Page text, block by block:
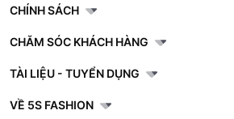
CHÍNH SÁCH
CHĂM SÓC KHÁCH HÀNG
TÀI LIỆU - TUYỂN DỤNG
VỀ 5S FASHION